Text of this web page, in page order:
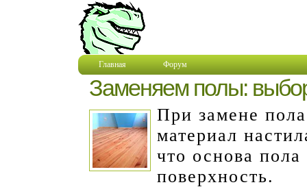
Главная Форум
Заменяем полы:
При замене
материал
что основа
поверхность.